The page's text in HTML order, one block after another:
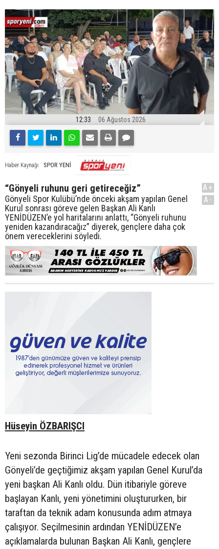
12:33 06 Ağustos 2026
Haber Kaynağı SPOR YENİ
“Gönyeli ruhunu geri getireceğiz”
Gönyeli Spor Kulübü’nde önceki akşam yapılan Genel
Kurul sonrası göreve gelen Başkan Ali Kanlı
YENİDÜZEN’e yol haritalarını anlattı, “Gönyeli ruhunu
yeniden kazandıracağız” diyerek, gençlere daha çok
önem vereceklerini söyledi.
A+
A-
Hüseyin ÖZBARIŞCI
Yeni sezonda Birinci Lig’de mücadele edecek olan
Gönyeli’de geçtiğimiz akşam yapılan Genel Kurul’da
yeni başkan Ali Kanlı oldu. Dün itibariyle göreve
başlayan Kanlı, yeni yönetimini oluştururken, bir
taraftan da teknik adam konusunda adım atmaya
çalışıyor. Seçilmesinin ardından YENİDÜZEN’e
açıklamalarda bulunan Başkan Ali Kanlı, gençlere